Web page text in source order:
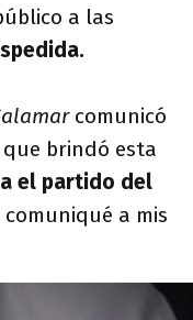
a las
comunicó
brindó esta
el partido del
comuniqué a mis